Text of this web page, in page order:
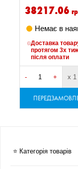
38217.06
Немає в
Доставка
протягом 3х
після оплати
- + х
⭐ Категорія товарів